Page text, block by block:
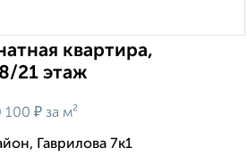
квартира,
21 этаж
100 ₽ за м²
Гаврилова 7к1